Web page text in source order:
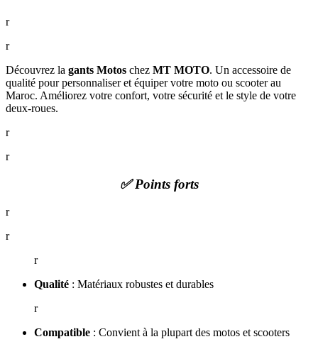
r
r
Découvrez la gants Motos chez MT MOTO. Un accessoire de
qualité pour personnaliser et équiper votre moto ou scooter au
Maroc. Améliorez votre confort, votre sécurité et le style de votre
deux-roues.
r
r
✅ Points forts
r
r
r
Qualité : Matériaux robustes et durables
r
Compatible : Convient à la plupart des motos et scooters